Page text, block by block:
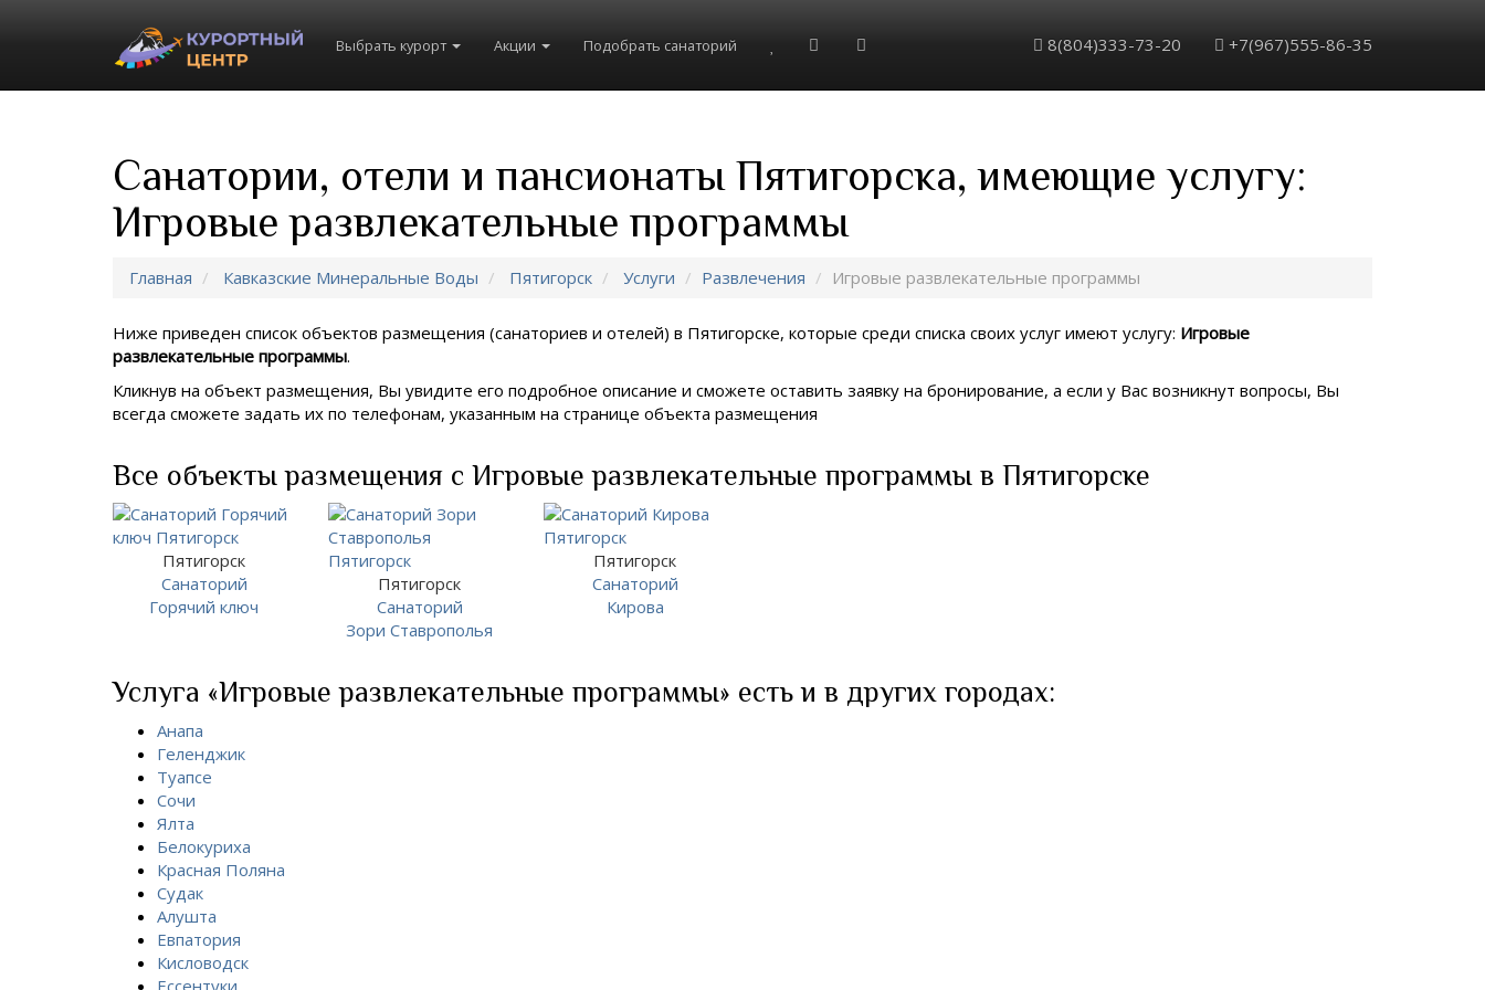
Выбрать курорт Акции Подобрать санаторий 8(804)333-73-20 +7(967)555-86-35
Санатории, отели и пансионаты Пятигорска, имеющие услугу:
Игровые развлекательные программы
Главная Кавказские Минеральные Воды Пятигорск Услуги Развлечения Игровые развлекательные программы
Ниже приведен список объектов размещения (санаториев и отелей) в Пятигорске, которые среди списка своих услуг имеют услугу: Игровые
развлекательные программы.
Кликнув на объект размещения, Вы увидите его подробное описание и сможете оставить заявку на бронирование, а если у Вас возникнут вопросы, Вы
всегда сможете задать их по телефонам, указанным на странице объекта размещения
Все объекты размещения с Игровые развлекательные программы в Пятигорске
Пятигорск
Санаторий
Горячий ключ
Пятигорск
Санаторий
Зори Ставрополья
Пятигорск
Санаторий
Кирова
Услуга «Игровые развлекательные программы» есть и в других городах:
Анапа
Геленджик
Туапсе
Сочи
Ялта
Белокуриха
Красная Поляна
Судак
Алушта
Евпатория
Кисловодск
Ессентуки